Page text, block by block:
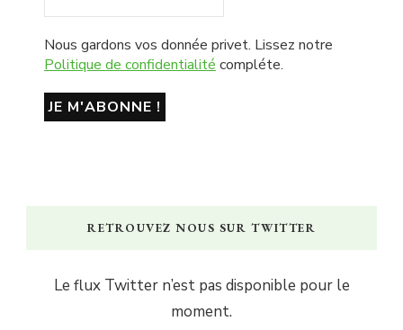
Nous gardons vos donnée privet. Lissez notre
Politique de confidentialité compléte.
RETROUVEZ NOUS SUR TWITTER
Le flux Twitter n’est pas disponible pour le
moment.